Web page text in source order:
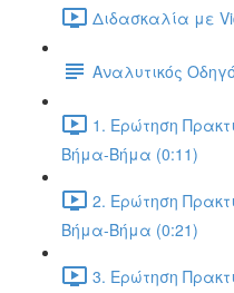
Διδασκαλία με
Αναλυτικός
1. Ερώτηση
Βήμα-Βήμα (0:11)
2. Ερώτηση
Βήμα-Βήμα (0:21)
3. Ερώτηση